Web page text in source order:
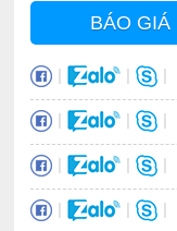
BÁO GIÁ
| | |
| | |
| | |
| | |